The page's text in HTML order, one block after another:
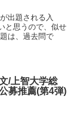
出題される入
と思うので、似せ
は、過去問で
/上智大学総
募推薦(第4弾)